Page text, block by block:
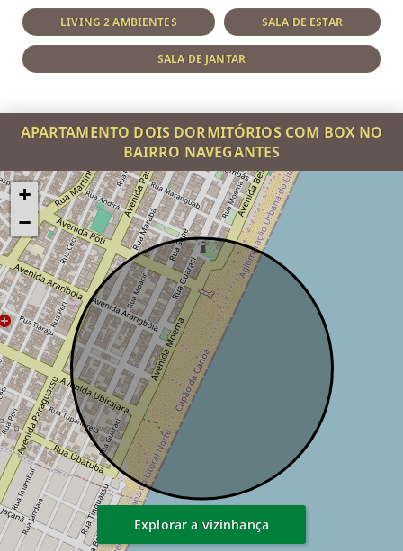
LIVING 2 AMBIENTES SALA DE ESTAR
SALA DE JANTAR
APARTAMENTO DOIS DORMITÓRIOS COM BOX NO
BAIRRO NAVEGANTES
+
−
Explorar a vizinhança